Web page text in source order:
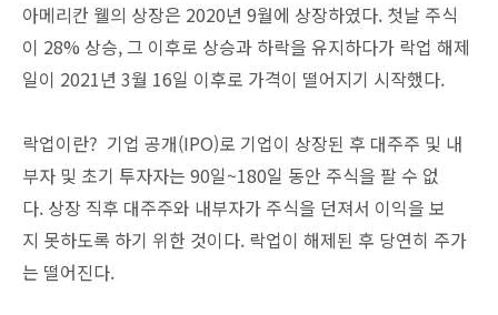
아메리칸 웰의 상장은 2020년 9월에 상장하였다. 첫날 주식
이 28% 상승, 그 이후로 상승과 하락을 유지하다가 락업 해제
일이 2021년 3월 16일 이후로 가격이 떨어지기 시작했다.
락업이란? 기업 공개(IPO)로 기업이 상장된 후 대주주 및 내
부자 및 초기 투자자는 90일~180일 동안 주식을 팔 수 없
다. 상장 직후 대주주와 내부자가 주식을 던져서 이익을 보
지 못하도록 하기 위한 것이다. 락업이 해제된 후 당연히 주가
는 떨어진다.